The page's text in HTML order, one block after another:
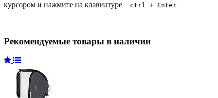
курсором и нажмите на клавиатуре
ctrl + Enter
Рекомендуемые товары в наличии